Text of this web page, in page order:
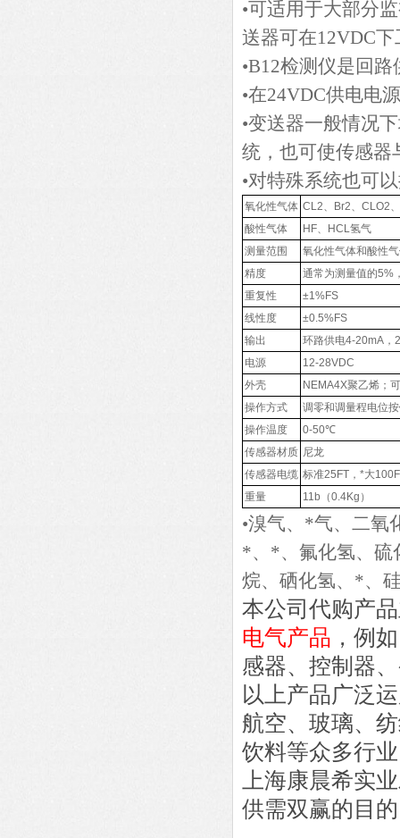
•可适用于大部分
送器可在12VDC下
•B12检测仪是回
•在24VDC供电电
•变送器一般情况
统，也可使传感器
•对特殊系统也可
氧化性气体 CL2、Br2、CLO2
酸性气体
HF、HCL氢气
测量范围
氧化性气体和酸性
精度
通常为测量值的5%
重复性
±1%FS
线性度
±0.5%FS
输出
环路供电4-20mA，
电源
12-28VDC
外壳
NEMA4X聚乙烯；
操作方式
调零和调量程电位
操作温度
0-50℃
传感器材质 尼龙
传感器电缆 标准25FT，*大
重量
11b（0.4Kg）
•溴气、*气、二氧
*、*、氟化氢、硫
烷、硒化氢、*、
本公司代购产
电气产品 ，例
感器、控制器
以上产品广泛
航空、玻璃、
饮料等众多行
上海康晨希实
供需双赢的目